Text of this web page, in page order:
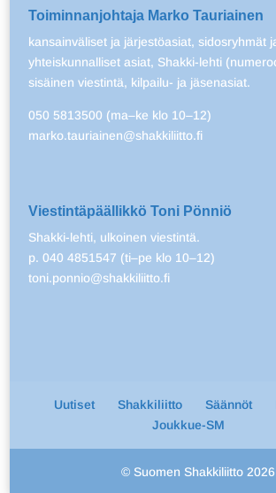
Toiminnanjohtaja Marko Tauriainen
kansainväliset ja järjestöasiat, sidosryhmät
yhteiskunnalliset asiat, Shakki-lehti
sisäinen viestintä, kilpailu- ja jäsenasiat.
050 5813500 (ma–ke klo 10–12)
marko.tauriainen@shakkiliitto.fi
Viestintäpäällikkö Toni Pönniö
Shakki-lehti, ulkoinen viestintä.
p. 040 4851547 (ti–pe klo 10–12)
toni.ponnio@shakkiliitto.fi
Uutiset Shakkiliitto Säännöt
Joukkue-SM
© Suomen Shakkiliitto 2026